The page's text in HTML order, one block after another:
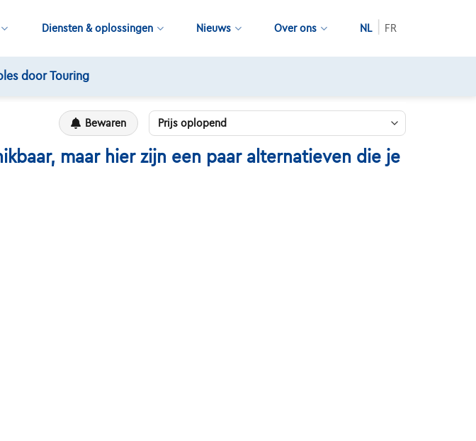
Diensten & oplossingen Nieuws Over ons NL FR
door Touring
Bewaren
maar hier zijn een paar alternatieven die je